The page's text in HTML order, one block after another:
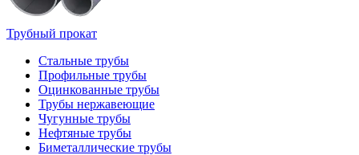
Трубный прокат
Стальные трубы
Профильные трубы
Оцинкованные трубы
Трубы нержавеющие
Чугунные трубы
Нефтяные трубы
Биметаллические трубы